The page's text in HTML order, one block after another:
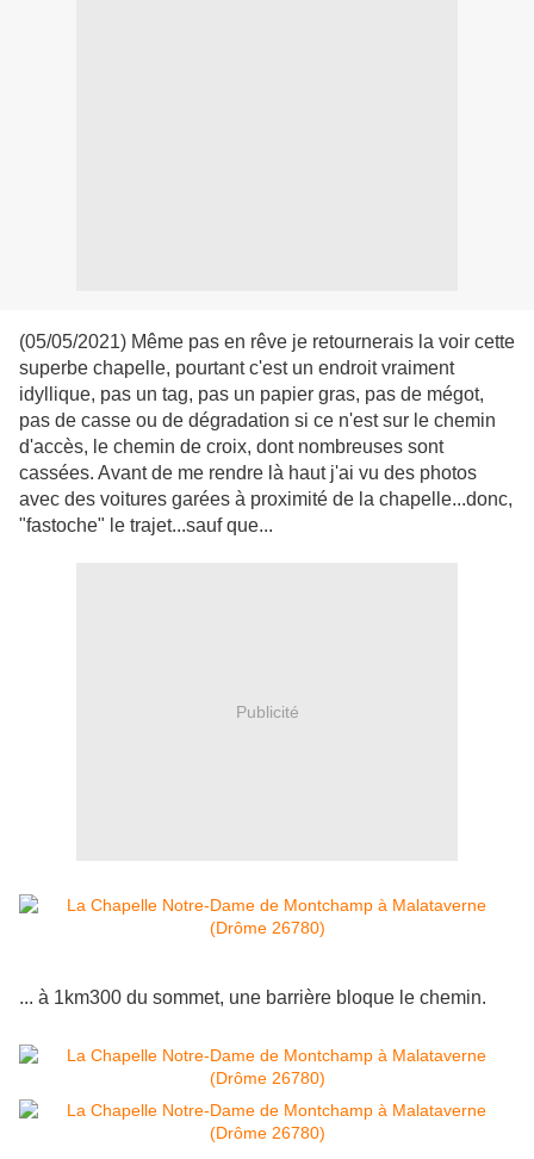
(05/05/2021) Même pas en rêve je retournerais la voir cette
superbe chapelle, pourtant c'est un endroit vraiment
idyllique, pas un tag, pas un papier gras, pas de mégot,
pas de casse ou de dégradation si ce n'est sur le chemin
d'accès, le chemin de croix, dont nombreuses sont
cassées. Avant de me rendre là haut j'ai vu des photos
avec des voitures garées à proximité de la chapelle...donc,
"fastoche" le trajet...sauf que...
Publicité
... à 1km300 du sommet, une barrière bloque le chemin.